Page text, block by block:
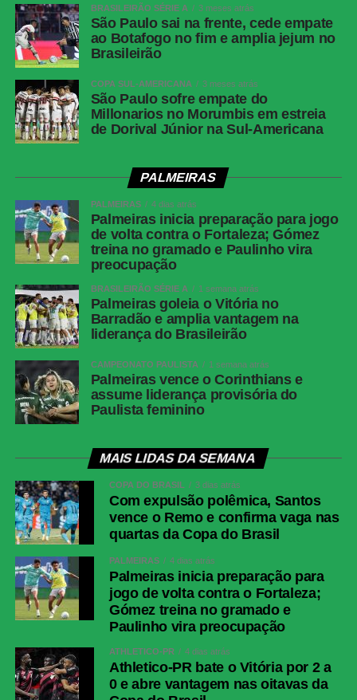
BRASILEIRÃO SÉRIE A 3 meses atrás
São Paulo sai na frente, cede empate
ao Botafogo no fim e amplia jejum no
Brasileirão
COPA SUL-AMERICANA 3 meses atrás
São Paulo sofre empate do
Millonarios no Morumbis em estreia
de Dorival Júnior na Sul-Americana
PALMEIRAS
PALMEIRAS 4 dias atrás
Palmeiras inicia preparação para jogo
de volta contra o Fortaleza; Gómez
treina no gramado e Paulinho vira
preocupação
BRASILEIRÃO SÉRIE A 1 semana atrás
Palmeiras goleia o Vitória no
Barradão e amplia vantagem na
liderança do Brasileirão
CAMPEONATO PAULISTA 1 semana atrás
Palmeiras vence o Corinthians e
assume liderança provisória do
Paulista feminino
MAIS LIDAS DA SEMANA
COPA DO BRASIL 3 dias atrás
Com expulsão polêmica, Santos
vence o Remo e confirma vaga nas
quartas da Copa do Brasil
PALMEIRAS 4 dias atrás
Palmeiras inicia preparação para
jogo de volta contra o Fortaleza;
Gómez treina no gramado e
Paulinho vira preocupação
ATHLETICO-PR 4 dias atrás
Athletico-PR bate o Vitória por 2 a
0 e abre vantagem nas oitavas da